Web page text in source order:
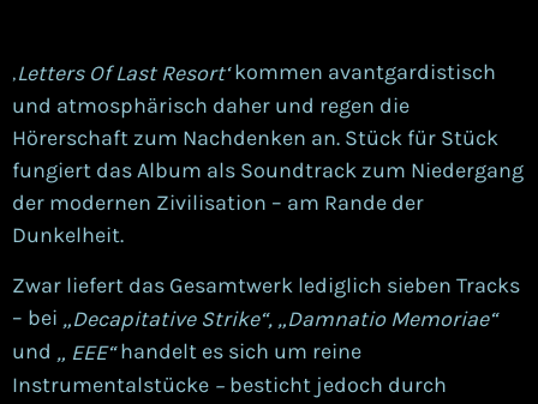
‚Letters Of Last Resort‘kommen avantgardistisch
und atmosphärisch daher und regen die
Hörerschaft zum Nachdenken an. Stück für Stück
fungiert das Album als Soundtrack zum Niedergang
der modernen Zivilisation – am Rande der
Dunkelheit.
Zwar liefert das Gesamtwerk lediglich sieben Tracks
– bei „Decapitative Strike“, „Damnatio Memoriae“
und „ EEE“handelt es sich um reine
Instrumentalstücke – besticht jedoch durch